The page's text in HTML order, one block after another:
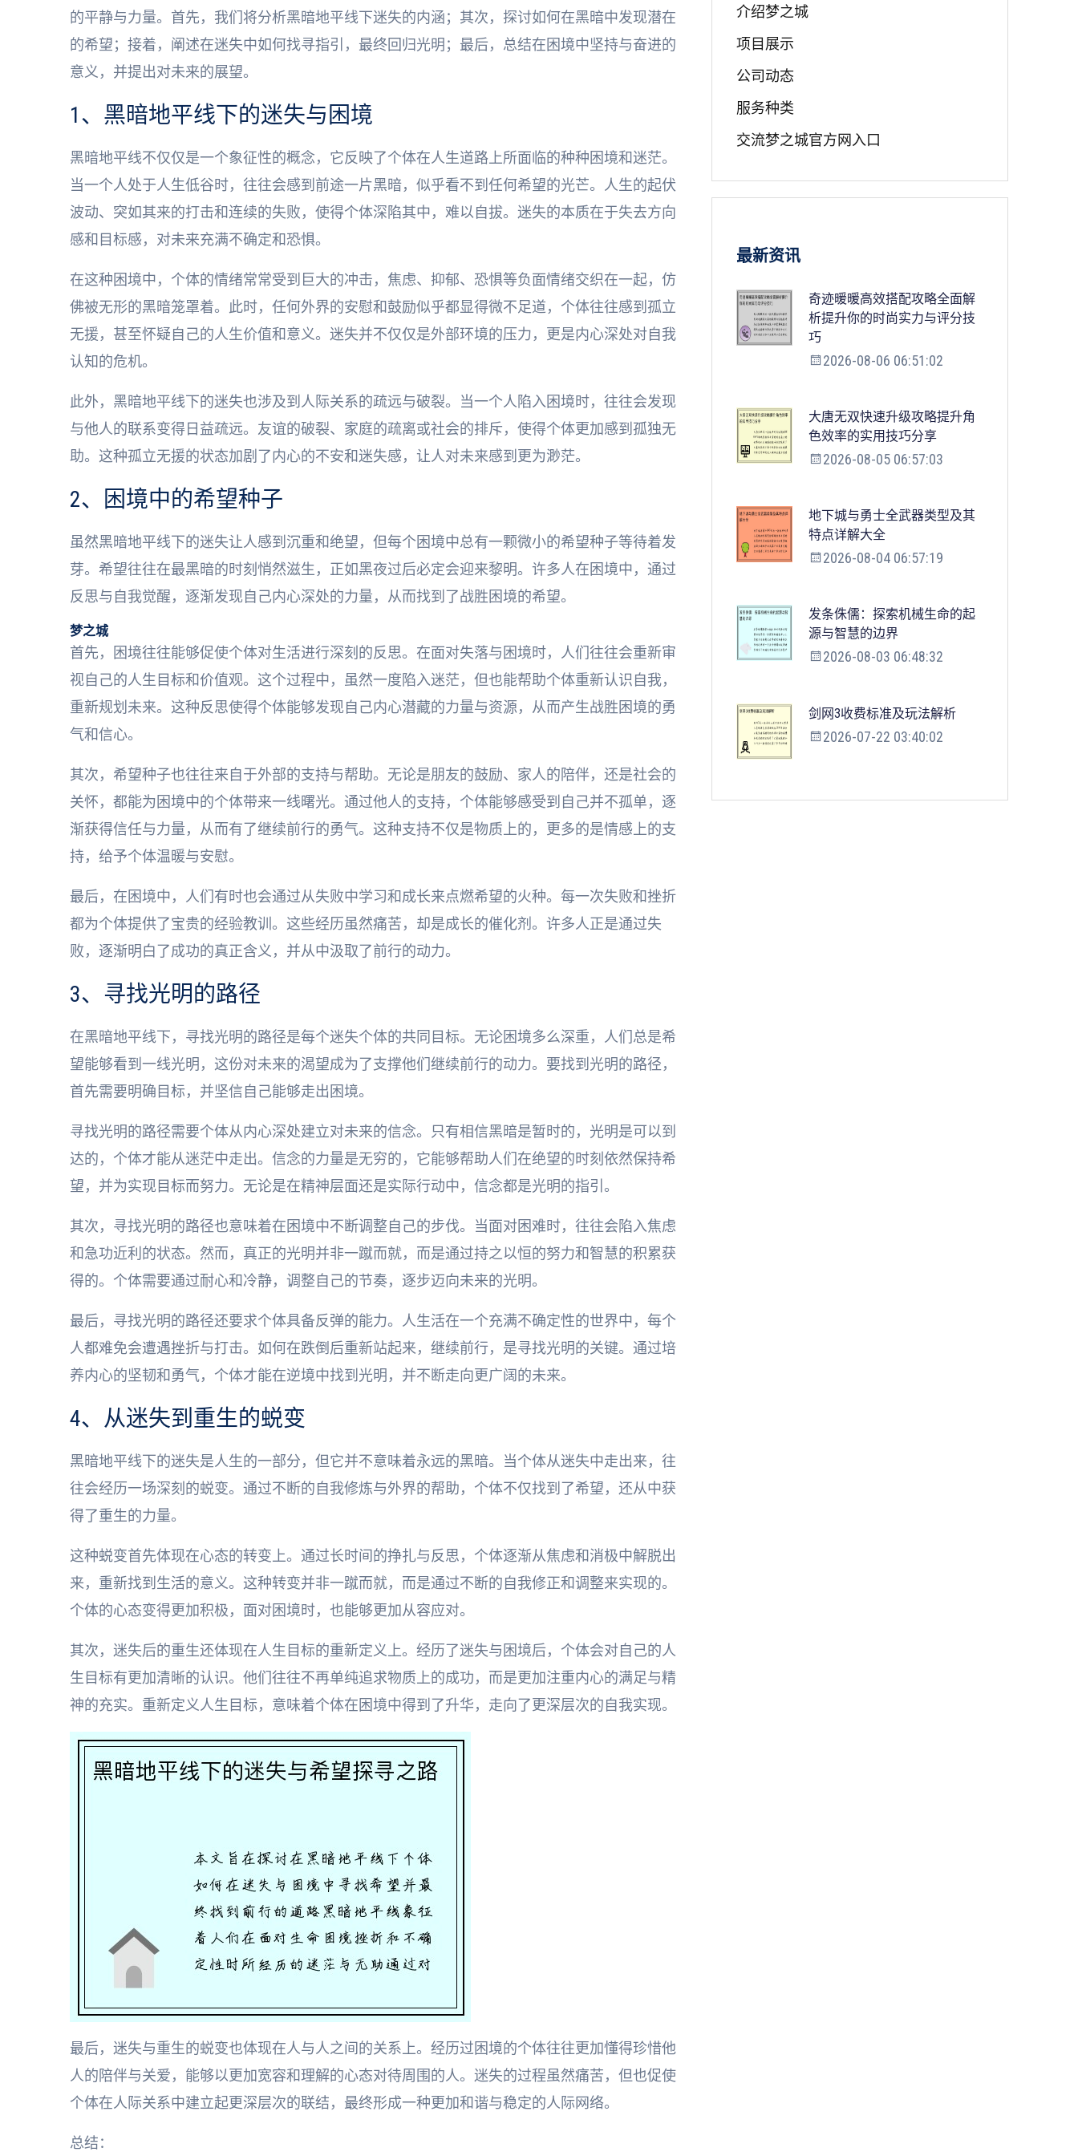
的平静与力量。首先，我们将分析黑暗地平线下迷失的内涵；其次，探讨如何在黑暗中发现潜在
的希望；接着，阐述在迷失中如何找寻指引，最终回归光明；最后，总结在困境中坚持与奋进的
意义，并提出对未来的展望。
1、黑暗地平线下的迷失与困境
黑暗地平线不仅仅是一个象征性的概念，它反映了个体在人生道路上所面临的种种困境和迷茫。
当一个人处于人生低谷时，往往会感到前途一片黑暗，似乎看不到任何希望的光芒。人生的起伏
波动、突如其来的打击和连续的失败，使得个体深陷其中，难以自拔。迷失的本质在于失去方向
感和目标感，对未来充满不确定和恐惧。
在这种困境中，个体的情绪常常受到巨大的冲击，焦虑、抑郁、恐惧等负面情绪交织在一起，仿
佛被无形的黑暗笼罩着。此时，任何外界的安慰和鼓励似乎都显得微不足道，个体往往感到孤立
无援，甚至怀疑自己的人生价值和意义。迷失并不仅仅是外部环境的压力，更是内心深处对自我
认知的危机。
此外，黑暗地平线下的迷失也涉及到人际关系的疏远与破裂。当一个人陷入困境时，往往会发现
与他人的联系变得日益疏远。友谊的破裂、家庭的疏离或社会的排斥，使得个体更加感到孤独无
助。这种孤立无援的状态加剧了内心的不安和迷失感，让人对未来感到更为渺茫。
2、困境中的希望种子
虽然黑暗地平线下的迷失让人感到沉重和绝望，但每个困境中总有一颗微小的希望种子等待着发
芽。希望往往在最黑暗的时刻悄然滋生，正如黑夜过后必定会迎来黎明。许多人在困境中，通过
反思与自我觉醒，逐渐发现自己内心深处的力量，从而找到了战胜困境的希望。
梦之城
首先，困境往往能够促使个体对生活进行深刻的反思。在面对失落与困境时，人们往往会重新审
视自己的人生目标和价值观。这个过程中，虽然一度陷入迷茫，但也能帮助个体重新认识自我，
重新规划未来。这种反思使得个体能够发现自己内心潜藏的力量与资源，从而产生战胜困境的勇
气和信心。
其次，希望种子也往往来自于外部的支持与帮助。无论是朋友的鼓励、家人的陪伴，还是社会的
关怀，都能为困境中的个体带来一线曙光。通过他人的支持，个体能够感受到自己并不孤单，逐
渐获得信任与力量，从而有了继续前行的勇气。这种支持不仅是物质上的，更多的是情感上的支
持，给予个体温暖与安慰。
最后，在困境中，人们有时也会通过从失败中学习和成长来点燃希望的火种。每一次失败和挫折
都为个体提供了宝贵的经验教训。这些经历虽然痛苦，却是成长的催化剂。许多人正是通过失
败，逐渐明白了成功的真正含义，并从中汲取了前行的动力。
3、寻找光明的路径
在黑暗地平线下，寻找光明的路径是每个迷失个体的共同目标。无论困境多么深重，人们总是希
望能够看到一线光明，这份对未来的渴望成为了支撑他们继续前行的动力。要找到光明的路径，
首先需要明确目标，并坚信自己能够走出困境。
寻找光明的路径需要个体从内心深处建立对未来的信念。只有相信黑暗是暂时的，光明是可以到
达的，个体才能从迷茫中走出。信念的力量是无穷的，它能够帮助人们在绝望的时刻依然保持希
望，并为实现目标而努力。无论是在精神层面还是实际行动中，信念都是光明的指引。
其次，寻找光明的路径也意味着在困境中不断调整自己的步伐。当面对困难时，往往会陷入焦虑
和急功近利的状态。然而，真正的光明并非一蹴而就，而是通过持之以恒的努力和智慧的积累获
得的。个体需要通过耐心和冷静，调整自己的节奏，逐步迈向未来的光明。
最后，寻找光明的路径还要求个体具备反弹的能力。人生活在一个充满不确定性的世界中，每个
人都难免会遭遇挫折与打击。如何在跌倒后重新站起来，继续前行，是寻找光明的关键。通过培
养内心的坚韧和勇气，个体才能在逆境中找到光明，并不断走向更广阔的未来。
4、从迷失到重生的蜕变
黑暗地平线下的迷失是人生的一部分，但它并不意味着永远的黑暗。当个体从迷失中走出来，往
往会经历一场深刻的蜕变。通过不断的自我修炼与外界的帮助，个体不仅找到了希望，还从中获
得了重生的力量。
这种蜕变首先体现在心态的转变上。通过长时间的挣扎与反思，个体逐渐从焦虑和消极中解脱出
来，重新找到生活的意义。这种转变并非一蹴而就，而是通过不断的自我修正和调整来实现的。
个体的心态变得更加积极，面对困境时，也能够更加从容应对。
其次，迷失后的重生还体现在人生目标的重新定义上。经历了迷失与困境后，个体会对自己的人
生目标有更加清晰的认识。他们往往不再单纯追求物质上的成功，而是更加注重内心的满足与精
神的充实。重新定义人生目标，意味着个体在困境中得到了升华，走向了更深层次的自我实现。
最后，迷失与重生的蜕变也体现在人与人之间的关系上。经历过困境的个体往往更加懂得珍惜他
人的陪伴与关爱，能够以更加宽容和理解的心态对待周围的人。迷失的过程虽然痛苦，但也促使
个体在人际关系中建立起更深层次的联结，最终形成一种更加和谐与稳定的人际网络。
总结：
介绍梦之城
项目展示
公司动态
服务种类
交流梦之城官方网入口
最新资讯
奇迹暖暖高效搭配攻略全面解
析提升你的时尚实力与评分技
巧
2026-08-06 06:51:02
大唐无双快速升级攻略提升角
色效率的实用技巧分享
2026-08-05 06:57:03
地下城与勇士全武器类型及其
特点详解大全
2026-08-04 06:57:19
发条侏儒：探索机械生命的起
源与智慧的边界
2026-08-03 06:48:32
剑网3收费标准及玩法解析
2026-07-22 03:40:02